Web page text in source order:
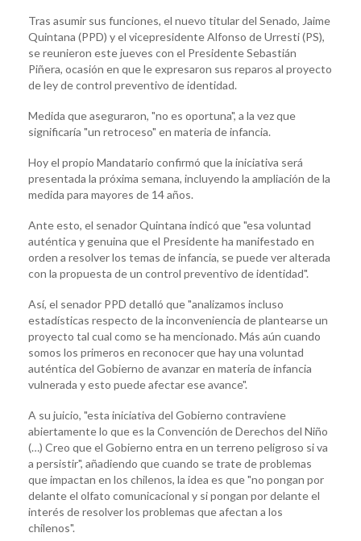
Tras asumir sus funciones, el nuevo titular del Senado, Jaime
Quintana (PPD) y el vicepresidente Alfonso de Urresti (PS),
se reunieron este jueves con el Presidente Sebastián
Piñera, ocasión en que le expresaron sus reparos al proyecto
de ley de control preventivo de identidad.
Medida que aseguraron, "no es oportuna", a la vez que
significaría "un retroceso" en materia de infancia.
Hoy el propio Mandatario confirmó que la iniciativa será
presentada la próxima semana, incluyendo la ampliación de la
medida para mayores de 14 años.
Ante esto, el senador Quintana indicó que "esa voluntad
auténtica y genuina que el Presidente ha manifestado en
orden a resolver los temas de infancia, se puede ver alterada
con la propuesta de un control preventivo de identidad".
Así, el senador PPD detalló que "analizamos incluso
estadísticas respecto de la inconveniencia de plantearse un
proyecto tal cual como se ha mencionado. Más aún cuando
somos los primeros en reconocer que hay una voluntad
auténtica del Gobierno de avanzar en materia de infancia
vulnerada y esto puede afectar ese avance".
A su juicio, "esta iniciativa del Gobierno contraviene
abiertamente lo que es la Convención de Derechos del Niño
(…) Creo que el Gobierno entra en un terreno peligroso si va
a persistir", añadiendo que cuando se trate de problemas
que impactan en los chilenos, la idea es que "no pongan por
delante el olfato comunicacional y si pongan por delante el
interés de resolver los problemas que afectan a los
chilenos".